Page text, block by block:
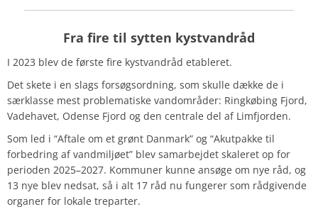
Fra fire til sytten kystvandråd
I 2023 blev de første fire kystvandråd etableret.
Det skete i en slags forsøgsordning, som skulle dække de i
særklasse mest problematiske vandområder: Ringkøbing Fjord,
Vadehavet, Odense Fjord og den centrale del af Limfjorden.
Som led i “Aftale om et grønt Danmark” og “Akutpakke til
forbedring af vandmiljøet” blev samarbejdet skaleret op for
perioden 2025–2027. Kommuner kunne ansøge om nye råd, og
13 nye blev nedsat, så i alt 17 råd nu fungerer som rådgivende
organer for lokale treparter.